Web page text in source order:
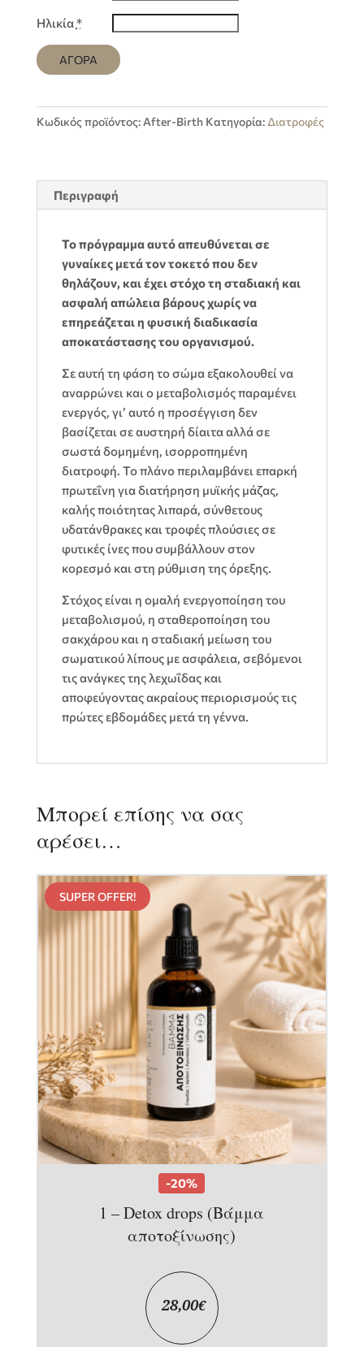
Ηλικία*
ΑΓΟΡΑ
Κωδικός προϊόντος: After-Birth Κατηγορία: Διατροφές
Περιγραφή
Το πρόγραμμα αυτό απευθύνεται σε
γυναίκες μετά τον τοκετό που δεν
θηλάζουν, και έχει στόχο τη σταδιακή και
ασφαλή απώλεια βάρους χωρίς να
επηρεάζεται η φυσική διαδικασία
αποκατάστασης του οργανισμού.
Σε αυτή τη φάση το σώμα εξακολουθεί να
αναρρώνει και ο μεταβολισμός παραμένει
ενεργός, γι’ αυτό η προσέγγιση δεν
βασίζεται σε αυστηρή δίαιτα αλλά σε
σωστά δομημένη, ισορροπημένη
διατροφή. Το πλάνο περιλαμβάνει επαρκή
πρωτεΐνη για διατήρηση μυϊκής μάζας,
καλής ποιότητας λιπαρά, σύνθετους
υδατάνθρακες και τροφές πλούσιες σε
φυτικές ίνες που συμβάλλουν στον
κορεσμό και στη ρύθμιση της όρεξης.
Στόχος είναι η ομαλή ενεργοποίηση του
μεταβολισμού, η σταθεροποίηση του
σακχάρου και η σταδιακή μείωση του
σωματικού λίπους με ασφάλεια, σεβόμενοι
τις ανάγκες της λεχωΐδας και
αποφεύγοντας ακραίους περιορισμούς τις
πρώτες εβδομάδες μετά τη γέννα.
Μπορεί επίσης να σας
αρέσει…
SUPER OFFER!
-20%
1 – Detox drops (Βάμμα
αποτοξίνωσης)
28,00€